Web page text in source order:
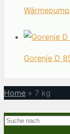
Gorenje D
Home » 7 kg